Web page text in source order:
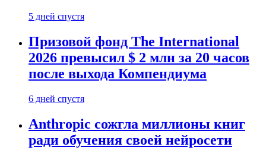
5 дней спустя
Призовой фонд The International
2026 превысил $ 2 млн за 20 часов
после выхода Компендиума
6 дней спустя
Anthropic сожгла миллионы книг
ради обучения своей нейросети